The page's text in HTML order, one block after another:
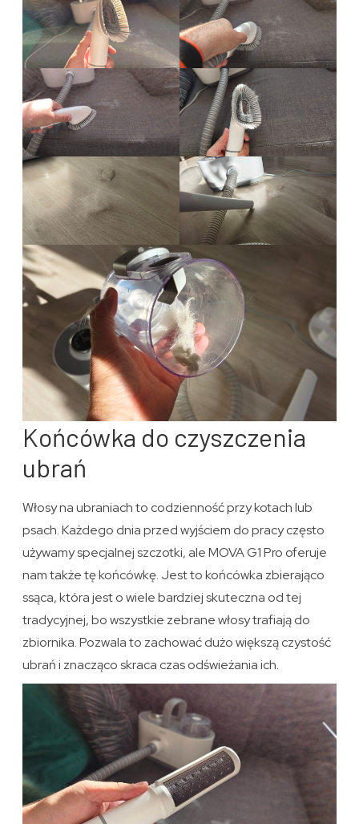
Końcówka do czyszczenia
ubrań
Włosy na ubraniach to codzienność przy kotach lub
psach. Każdego dnia przed wyjściem do pracy często
używamy specjalnej szczotki, ale MOVA G1 Pro oferuje
nam także tę końcówkę. Jest to końcówka zbierająco
ssąca, która jest o wiele bardziej skuteczna od tej
tradycyjnej, bo wszystkie zebrane włosy trafiają do
zbiornika. Pozwala to zachować dużo większą czystość
ubrań i znacząco skraca czas odświeżania ich.